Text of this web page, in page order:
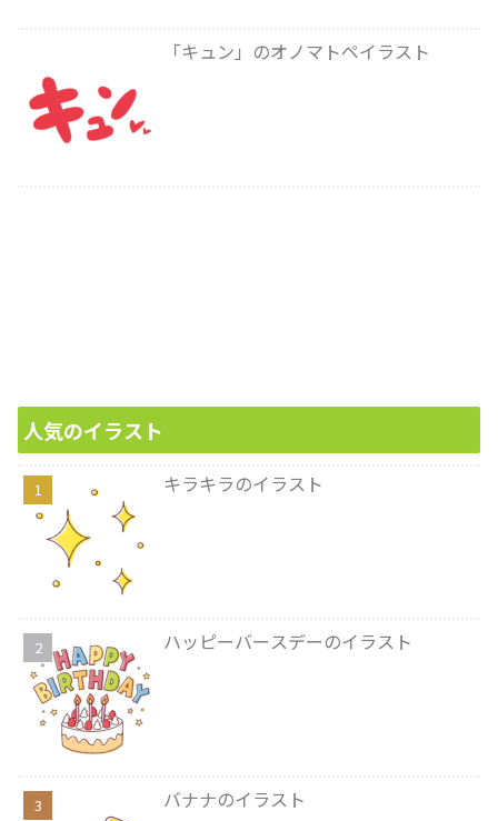
「キュン」のオノマトペイラスト
人気のイラスト
キラキラのイラスト
ハッピーバースデーのイラスト
バナナのイラスト